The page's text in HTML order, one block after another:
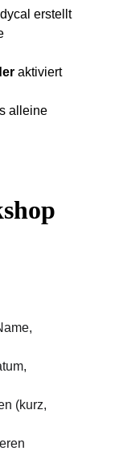
erstellt
aktiviert
alleine
(kurz,